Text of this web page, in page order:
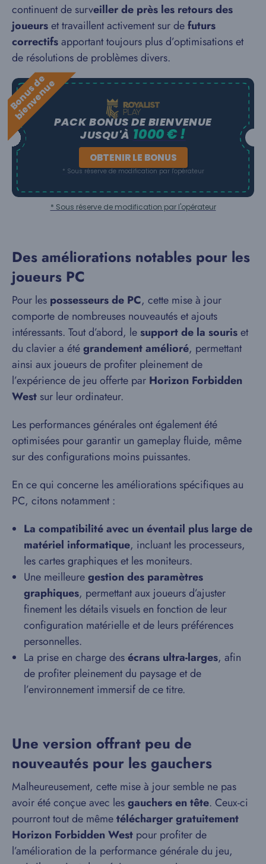
continuent de surveiller de près les retours des
joueurset travaillent activement sur defuturs
correctifsapportant toujours plus d’optimisations et
de résolutions de problèmes divers.
B
o
n
u
s
d
e
b
i
e
n
v
e
n
u
ePACK BONUS DE BIENVENUE
JUSQU'À 1000 € !
OBTENIR LE BONUS
* Sous réserve de modification par l'opérateur
* Sous réserve de modification par l'opérateur
Des améliorations notables pour les
joueurs PC
Pour les possesseurs de PC, cette mise à jour
comporte de nombreuses nouveautés et ajouts
intéressants. Tout d’abord, lesupport de la souriset
du clavier a étégrandement amélioré, permettant
ainsi aux joueurs de profiter pleinement de
l’expérience de jeu offerte par Horizon Forbidden
West sur leur ordinateur.
Les performances générales ont également été
optimisées pour garantir un gameplay fluide, même
sur des configurations moins puissantes.
En ce qui concerne les améliorations spécifiques au
PC, citons notamment :
La compatibilité avec un éventail plus large de
matériel informatique, incluant les processeurs,
les cartes graphiques et les moniteurs.
Une meilleuregestion des paramètres
graphiques, permettant aux joueurs d’ajuster
finement les détails visuels en fonction de leur
configuration matérielle et de leurs préférences
personnelles.
La prise en charge desécrans ultra-larges, afin
de profiter pleinement du paysage et de
l’environnement immersif de ce titre.
Une version offrant peu de
nouveautés pour les gauchers
Malheureusement, cette mise à jour semble ne pas
avoir été conçue avec lesgauchers en tête. Ceux-ci
pourront tout de mêmetélécharger gratuitement
Horizon Forbidden West pour profiter de
l’amélioration de la performance générale du jeu,